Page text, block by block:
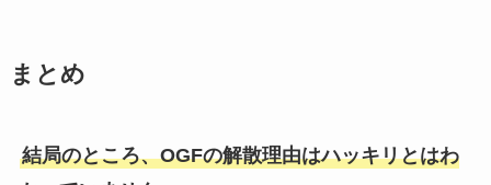
まとめ
結局のところ、OGFの解散理由はハッキリとはわ